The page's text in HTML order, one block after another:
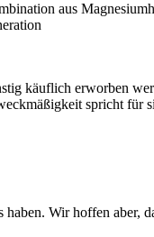
aus
käuflich erworben
spricht
Wir hoffen aber,